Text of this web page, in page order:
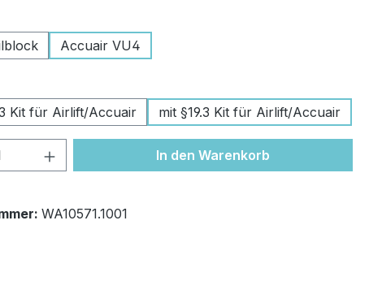
Accuair VU4
Kit für Airlift/Accuair
mit §19.3 Kit für Airlift/Accuair
Anzahl: Gib den gewünschten Wert
In den Warenkorb
WA10571.1001